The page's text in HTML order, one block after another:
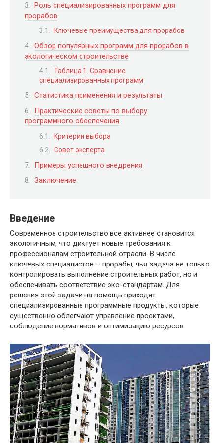
Роль специализированных программ для
прорабов
Ключевые преимущества для прорабов
Обзор популярных программ для прорабов в
экологическом строительстве
Таблица 1. Сравнение
специализированных программ
Статистика применения и результаты
Практические советы по выбору
программного обеспечения
Критерии выбора
Совет эксперта
Примеры успешного внедрения
Заключение
Введение
Современное строительство все активнее становится
экологичным, что диктует новые требования к
профессионалам строительной отрасли. В числе
ключевых специалистов – прорабы, чья задача не только
контролировать выполнение строительных работ, но и
обеспечивать соответствие эко-стандартам. Для
решения этой задачи на помощь приходят
специализированные программные продукты, которые
существенно облегчают управление проектами,
соблюдение нормативов и оптимизацию ресурсов.